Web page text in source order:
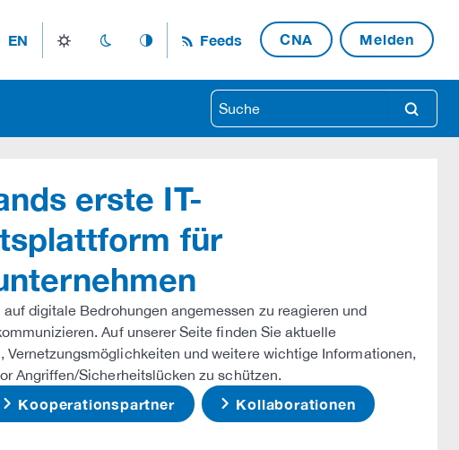
EN light_mode dark_mode auto_mode Feeds CNA Melden
search
erste IT-
für
auf digitale Bedrohungen angemessen zu reagieren und
Auf unserer Seite finden Sie aktuelle
Vernetzungsmöglichkeiten und weitere wichtige Informationen,
Angriffen/Sicherheitslücken zu schützen.
Kooperationspartner Kollaborationen